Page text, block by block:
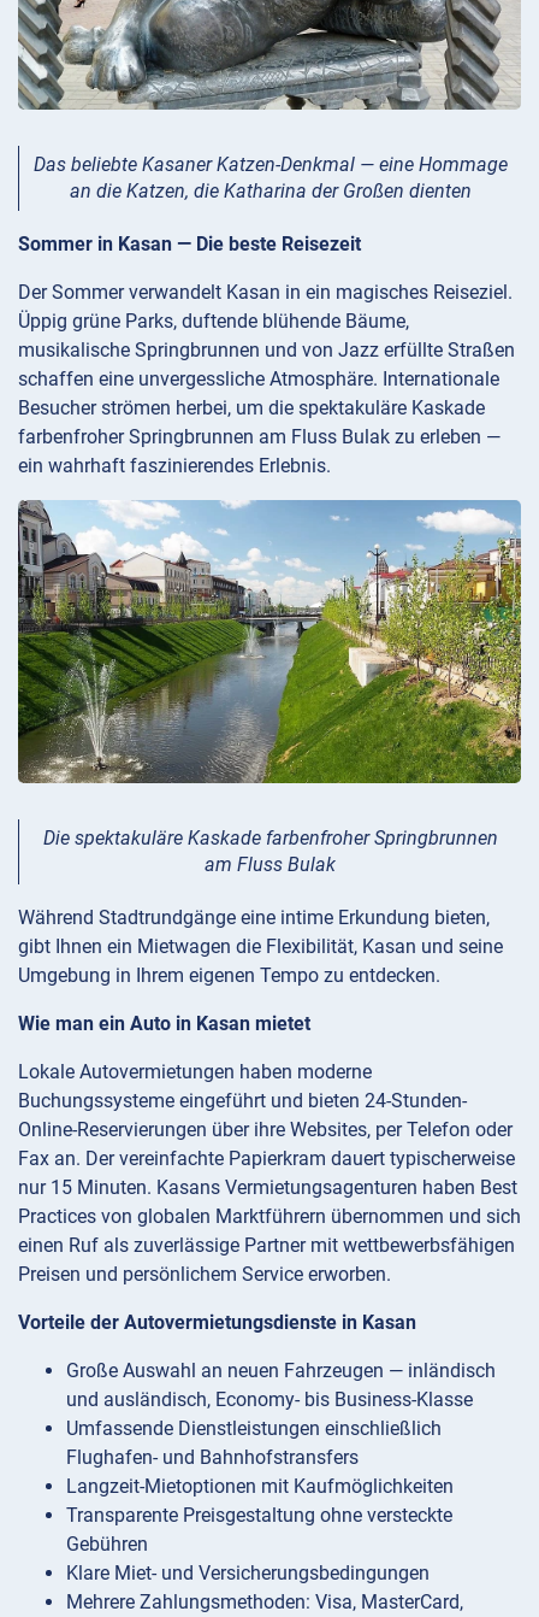
Das beliebte Kasaner Katzen-Denkmal — eine Hommage
an die Katzen, die Katharina der Großen dienten
Sommer in Kasan — Die beste Reisezeit
Der Sommer verwandelt Kasan in ein magisches Reiseziel.
Üppig grüne Parks, duftende blühende Bäume,
musikalische Springbrunnen und von Jazz erfüllte Straßen
schaffen eine unvergessliche Atmosphäre. Internationale
Besucher strömen herbei, um die spektakuläre Kaskade
farbenfroher Springbrunnen am Fluss Bulak zu erleben —
ein wahrhaft faszinierendes Erlebnis.
Die spektakuläre Kaskade farbenfroher Springbrunnen
am Fluss Bulak
Während Stadtrundgänge eine intime Erkundung bieten,
gibt Ihnen ein Mietwagen die Flexibilität, Kasan und seine
Umgebung in Ihrem eigenen Tempo zu entdecken.
Wie man ein Auto in Kasan mietet
Lokale Autovermietungen haben moderne
Buchungssysteme eingeführt und bieten 24-Stunden-
Online-Reservierungen über ihre Websites, per Telefon oder
Fax an. Der vereinfachte Papierkram dauert typischerweise
nur 15 Minuten. Kasans Vermietungsagenturen haben Best
Practices von globalen Marktführern übernommen und sich
einen Ruf als zuverlässige Partner mit wettbewerbsfähigen
Preisen und persönlichem Service erworben.
Vorteile der Autovermietungsdienste in Kasan
Große Auswahl an neuen Fahrzeugen — inländisch
und ausländisch, Economy- bis Business-Klasse
Umfassende Dienstleistungen einschließlich
Flughafen- und Bahnhofstransfers
Langzeit-Mietoptionen mit Kaufmöglichkeiten
Transparente Preisgestaltung ohne versteckte
Gebühren
Klare Miet- und Versicherungsbedingungen
Mehrere Zahlungsmethoden: Visa, MasterCard,